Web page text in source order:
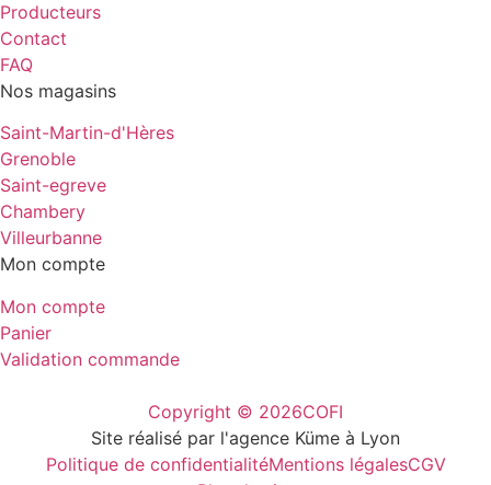
Producteurs
Contact
FAQ
Nos magasins
Saint-Martin-d'Hères
Grenoble
Saint-egreve
Chambery
Villeurbanne
Mon compte
Mon compte
Panier
Validation commande
Copyright © 2026COFI
Site réalisé par l'agence Küme à Lyon
Politique de confidentialitéMentions légalesCGV